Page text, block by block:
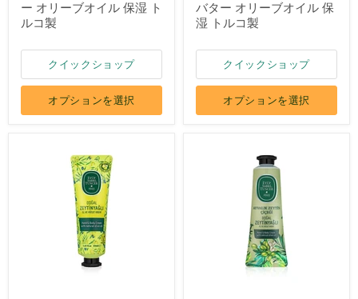
ー オリーブオイル 保湿 ト
ルコ製
クイックショップ
オプションを選択
バター オリーブオイル 保
湿 トルコ製
クイックショップ
オプションを選択